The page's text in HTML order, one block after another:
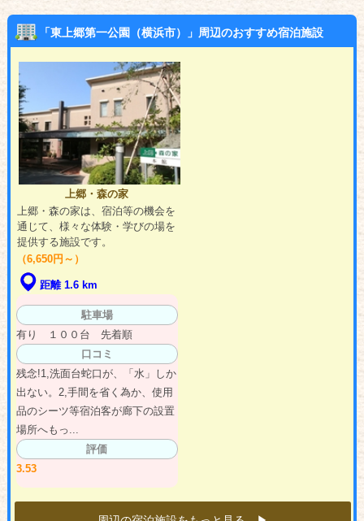
「東上郷第一公園（横浜市）」周辺のおすすめ宿泊施設
上郷・森の家
上郷・森の家は、宿泊等の機会を
通じて、様々な体験・学びの場を
提供する施設です。
（6,650円～）
距離 1.6 km
駐車場
有り １００台 先着順
口コミ
残念!1,洗面台蛇口が、「水」しか
出ない。2,手間を省く為か、使用
品のシーツ等宿泊客が廊下の設置
場所へもっ...
評価
3.53